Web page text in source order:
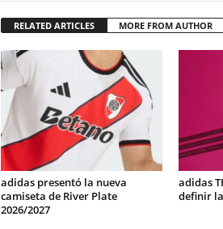
RELATED ARTICLES MORE FROM AUTHOR
adidas presentó la nueva
camiseta de River Plate
2026/2027
adidas
definir